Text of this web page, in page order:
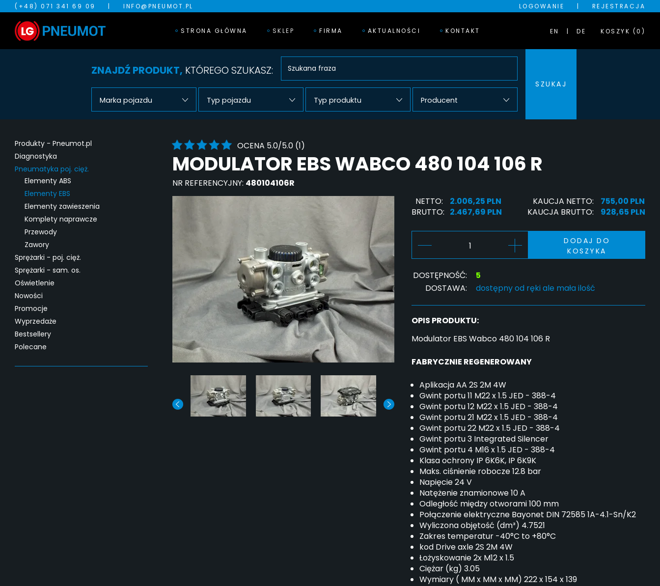
(+48) 071 341 69 09 | INFO@PNEUMOT.PL LOGOWANIE | REJESTRACJA
STRONA GŁÓWNA SKLEP FIRMA AKTUALNOŚCI KONTAKT EN DE KOSZYK (0)
ZNAJDŹ PRODUKT, KTÓREGO SZUKASZ:
Marka pojazdu Typ pojazdu Typ produktu Producent
SZUKAJ
Produkty - Pneumot.pl
Diagnostyka
Pneumatyka poj. cięż.
Elementy ABS
Elementy EBS
Elementy zawieszenia
Komplety naprawcze
Przewody
Zawory
Sprężarki - poj. cięż.
Sprężarki - sam. os.
Oświetlenie
Nowości
Promocje
Wyprzedaże
Bestsellery
Polecane
OCENA 5.0/5.0 (1)
MODULATOR EBS WABCO 480 104 106 R
NR REFERENCYJNY: 480104106R
NETTO:
2.006,25 PLN
BRUTTO: 2.467,69 PLN
KAUCJA NETTO:
755,00 PLN
KAUCJA BRUTTO:
928,65 PLN
DODAJ DO
KOSZYKA
DOSTĘPNOŚĆ:
5
DOSTAWA:
dostępny od ręki ale mała ilość
OPIS PRODUKTU:
Modulator EBS Wabco 480 104 106 R
FABRYCZNIE REGENEROWANY
Aplikacja AA 2S 2M 4W
Gwint portu 11 M22 x 1.5 JED - 388-4
Gwint portu 12 M22 x 1.5 JED - 388-4
Gwint portu 21 M22 x 1.5 JED - 388-4
Gwint portu 22 M22 x 1.5 JED - 388-4
Gwint portu 3 Integrated Silencer
Gwint portu 4 M16 x 1.5 JED - 388-4
Klasa ochrony IP 6K6K, IP 6K9K
Maks. ciśnienie robocze 12.8 bar
Napięcie 24 V
Natężenie znamionowe 10 A
Odległość między otworami 100 mm
Połączenie elektryczne Bayonet DIN 72585 1A-4.1-Sn/K2
Wyliczona objętość (dm³) 4.7521
Zakres temperatur -40°C to +80°C
kod Drive axle 2S 2M 4W
Łożyskowanie 2x M12 x 1.5
Ciężar (kg) 3.05
Wymiary ( MM x MM x MM) 222 x 154 x 139